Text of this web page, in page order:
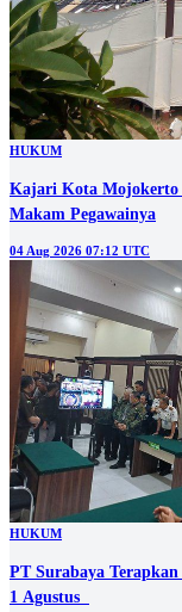
HUKUM
Kajari Kota Mojokerto
Makam Pegawainya
04 Aug 2026 07:12 UTC
HUKUM
PT Surabaya
1 Agustus